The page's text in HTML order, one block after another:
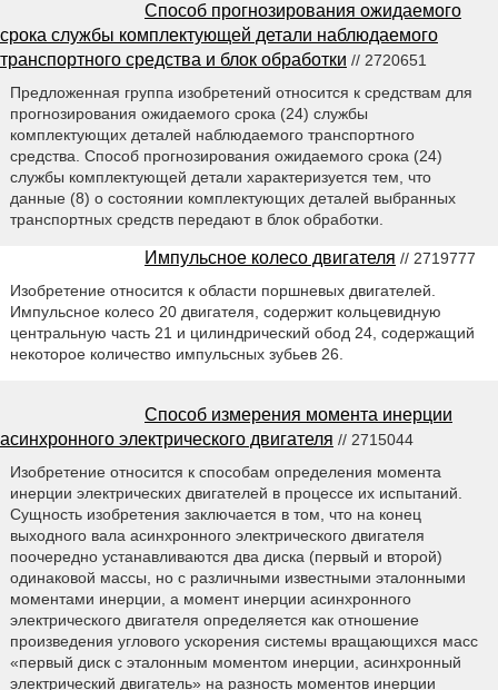
Способ прогнозирования ожидаемого
срока службы комплектующей детали наблюдаемого
транспортного средства и блок обработки // 2720651
Предложенная группа изобретений относится к средствам для
прогнозирования ожидаемого срока (24) службы
комплектующих деталей наблюдаемого транспортного
средства. Способ прогнозирования ожидаемого срока (24)
службы комплектующей детали характеризуется тем, что
данные (8) о состоянии комплектующих деталей выбранных
транспортных средств передают в блок обработки.
Импульсное колесо двигателя // 2719777
Изобретение относится к области поршневых двигателей.
Импульсное колесо 20 двигателя, содержит кольцевидную
центральную часть 21 и цилиндрический обод 24, содержащий
некоторое количество импульсных зубьев 26.
Способ измерения момента инерции
асинхронного электрического двигателя // 2715044
Изобретение относится к способам определения момента
инерции электрических двигателей в процессе их испытаний.
Сущность изобретения заключается в том, что на конец
выходного вала асинхронного электрического двигателя
поочередно устанавливаются два диска (первый и второй)
одинаковой массы, но с различными известными эталонными
моментами инерции, а момент инерции асинхронного
электрического двигателя определяется как отношение
произведения углового ускорения системы вращающихся масс
«первый диск с эталонным моментом инерции, асинхронный
электрический двигатель» на разность моментов инерции